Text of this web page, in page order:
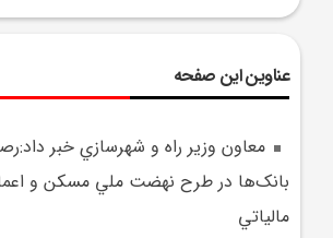
عناوین این صفحه
معاون وزير راه و شهرسازي خبر
بانک‌ها در طرح نهضت ملي مسکن و
مالياتي